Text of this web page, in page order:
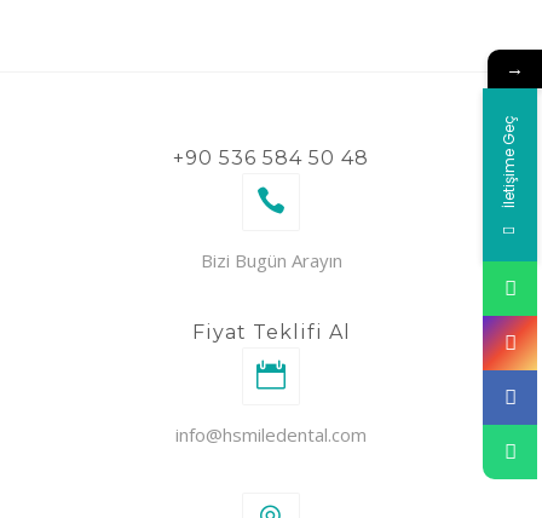
+90 536 584 50 48
Bizi Bugün Arayın
Fiyat Teklifi Al
info@hsmiledental.com
→
İletişime Geç